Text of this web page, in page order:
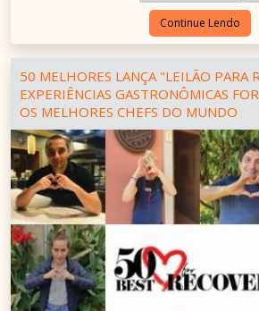
Continue Lendo
50 MELHORES LANÇA "LEILÃO PARA
EXPERIÊNCIAS GASTRONÔMICAS
OS MELHORES CHEFS DO MUNDO